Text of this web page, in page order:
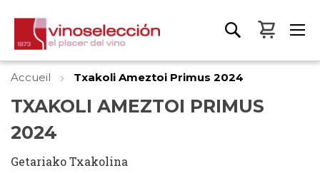
Mon
Accueil Txakoli Ameztoi Primus 2024
TXAKOLI AMEZTOI PRIMUS
2024
Getariako Txakolina